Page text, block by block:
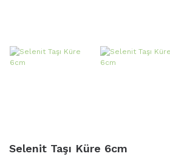
Selenit Taşı Küre 6cm